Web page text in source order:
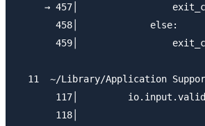
→ 457│
       458│             else:
459│
11  ~/Library/Application
117│
       118│